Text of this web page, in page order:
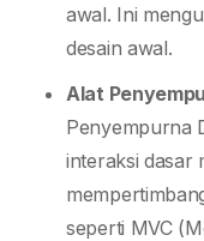
awal. Ini
desain awal.
Alat
Penyempurna
interaksi dasar
seperti MVC